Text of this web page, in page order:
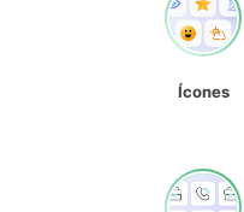
Ícones